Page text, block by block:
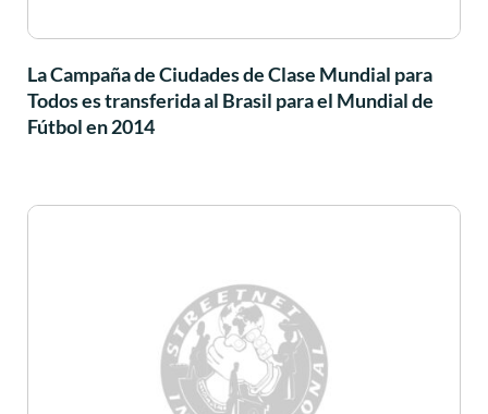
La Campaña de Ciudades de Clase Mundial para
Todos es transferida al Brasil para el Mundial de
Fútbol en 2014